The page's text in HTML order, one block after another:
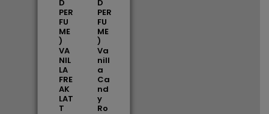
D
PER
FU
ME
)
VA
NIL
LA
FRE
AK
LAT
T
D
PER
FU
ME
)
Va
nill
a
Ca
nd
y
Ro